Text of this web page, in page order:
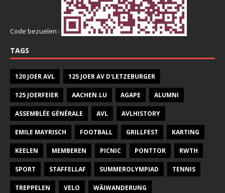
Code bezuelen :
TAGS
120 JOER AVL 125 JOER AV D'LETZEBURGER
125 JOERFEIER AACHEN.LU AGAPE ALUMNI
ASSEMBLÉE GÉNÉRALE AVL AVLHISTORY
EMILE MAYRISCH FOOTBALL GRILLFEST KARTING
KEELEN MEMBEREN PICNIC PONTTOR RWTH
SPORT STAFFELLAF SUMMEROLYMPIAD TENNIS
TREPPELEN VELO WÄIWANDERUNG